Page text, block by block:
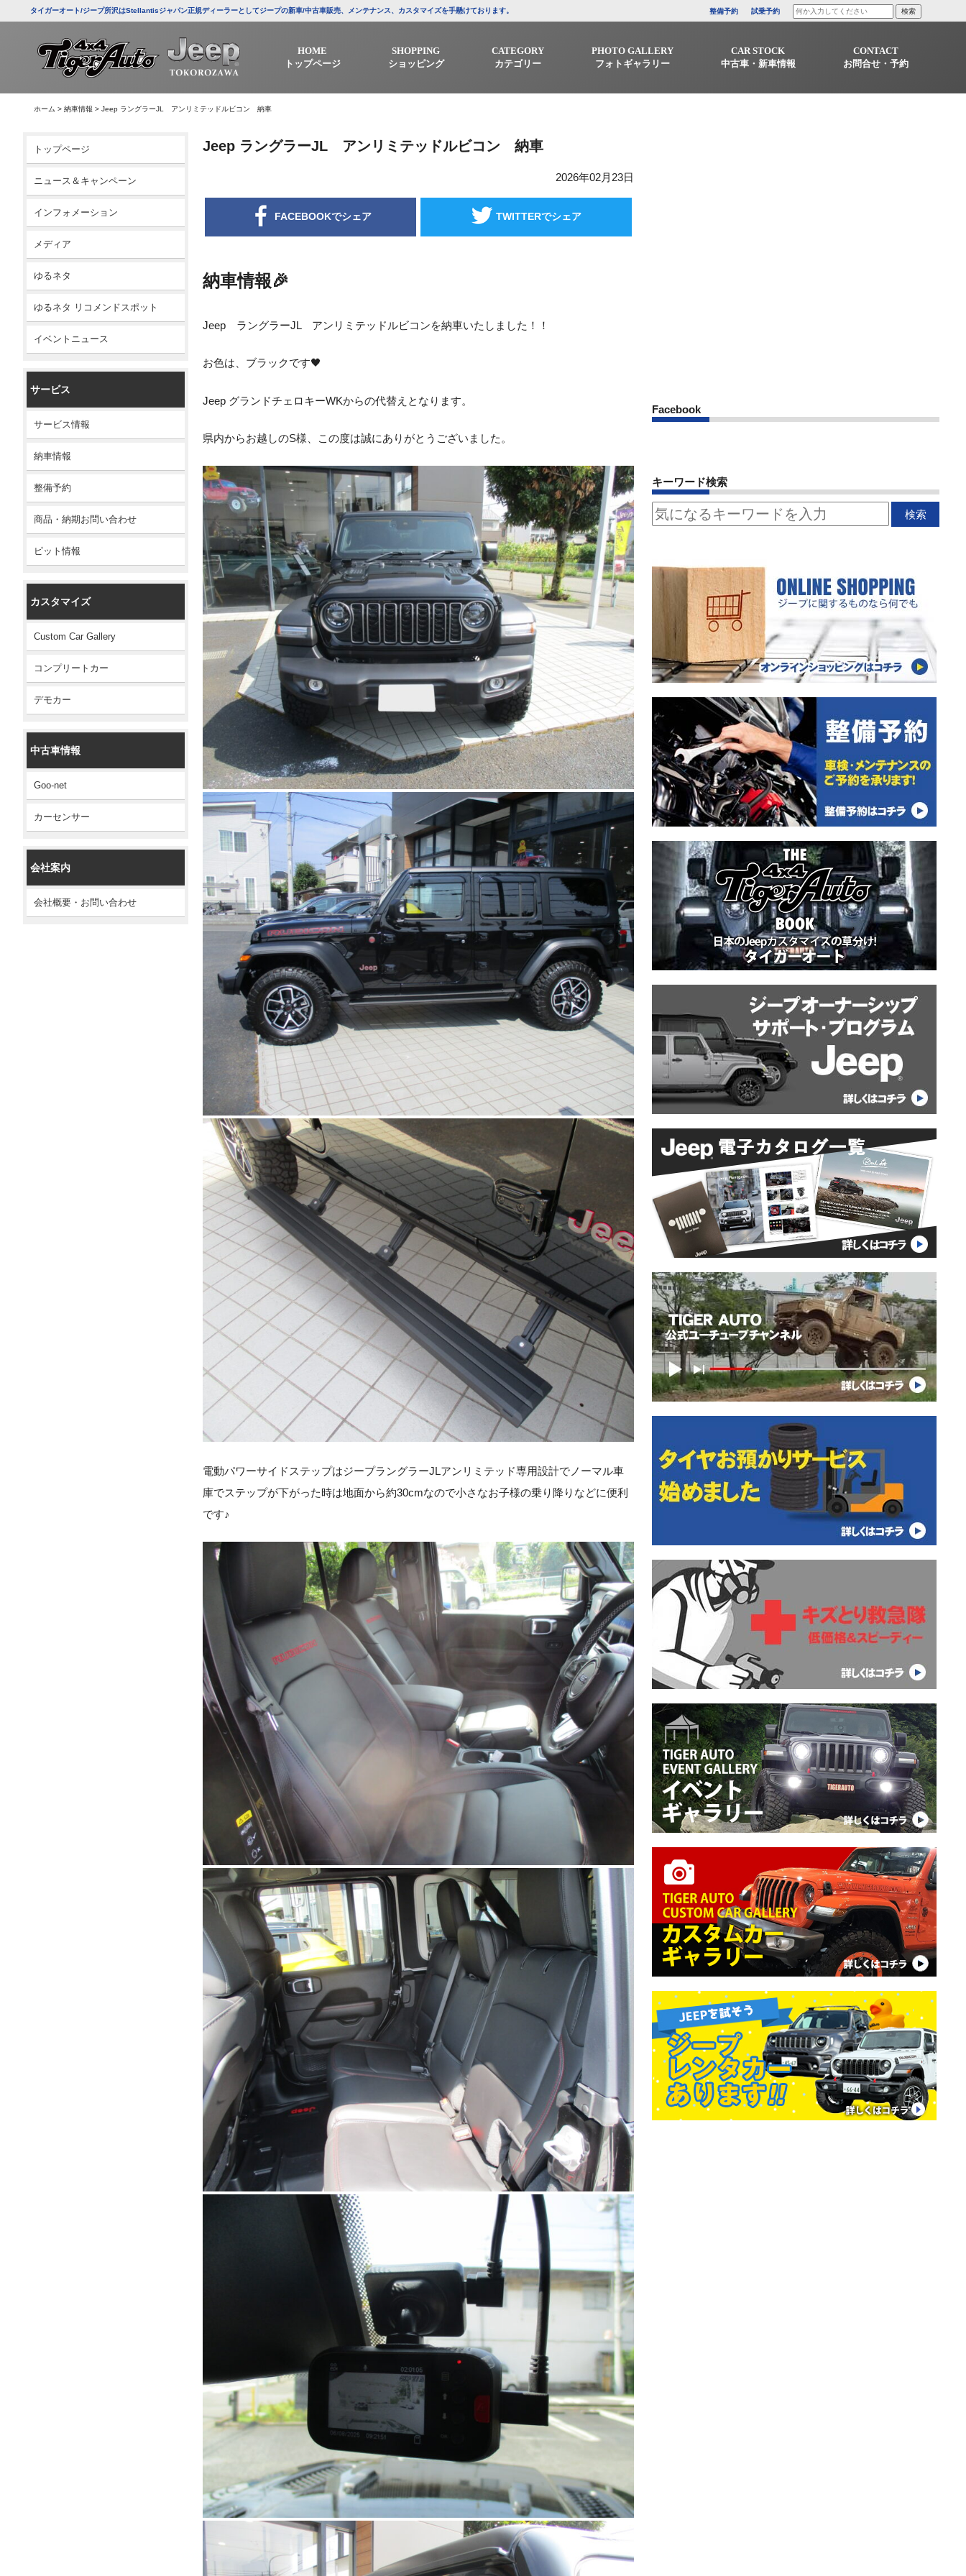
タイガーオート/ジープ所沢はStellantisジャパン正規ディーラーとしてジープの新車/中古車販売、メンテナンス、カスタマイズを手懸けております。 整備予約 試乗予約
HOME
トップページ
SHOPPING
ショッピング
CATEGORY
カテゴリー
PHOTO GALLERY
フォトギャラリー
CAR STOCK
中古車・新車情報
CONTACT
お問合せ・予約
ホーム > 納車情報 > Jeep ラングラーJL アンリミテッドルビコン 納車
トップページ
ニュース＆キャンペーン
インフォメーション
メディア
ゆるネタ
ゆるネタ リコメンドスポット
イベントニュース
サービス
サービス情報
納車情報
整備予約
商品・納期お問い合わせ
ピット情報
カスタマイズ
Custom Car Gallery
コンプリートカー
デモカー
中古車情報
Goo-net
カーセンサー
会社案内
会社概要・お問い合わせ
Jeep ラングラーJL アンリミテッドルビコン 納車
2026年02月23日
FACEBOOKでシェア TWITTERでシェア
納車情報🎉
Jeep ラングラーJL アンリミテッドルビコンを納車いたしました！！
お色は、ブラックです🖤
Jeep グランドチェロキーWKからの代替えとなります。
県内からお越しのS様、この度は誠にありがとうございました。
電動パワーサイドステップはジープラングラーJLアンリミテッド専用設計でノーマル車
庫でステップが下がった時は地面から約30cmなので小さなお子様の乗り降りなどに便利
です♪
Facebook
キーワード検索